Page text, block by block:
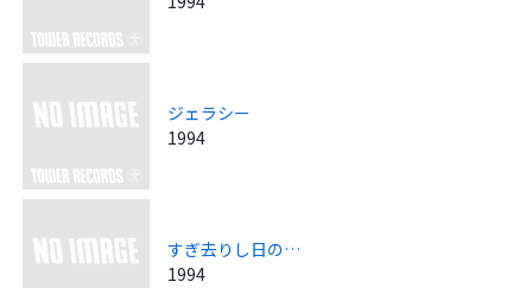
ジェラシー
1994
すぎ去りし日の…
1994